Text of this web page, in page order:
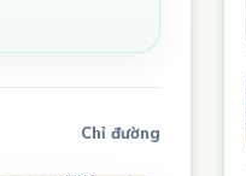
Chỉ đường